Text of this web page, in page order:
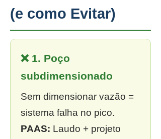
(e como Evitar)
❌ 1. Poço
subdimensionado
Sem dimensionar vazão =
sistema falha no pico.
PAAS: Laudo + projeto